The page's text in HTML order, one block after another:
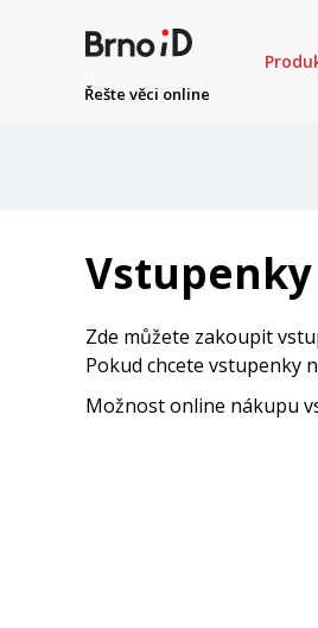
Řešte věci online
Zde můžete zakoupit
Pokud chcete vstupenky
Možnost online nákupu